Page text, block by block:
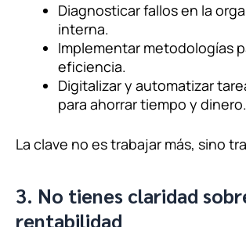
Diagnosticar fallos en la
interna.
Implementar metodologías
eficiencia.
Digitalizar y automatizar
para ahorrar tiempo y dinero.
La clave no es trabajar más, sino
3. No tienes claridad
rentabilidad